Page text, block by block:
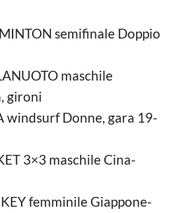
semifinale Doppio
maschile
gironi
windsurf Donne, gara 19-
3×3 maschile Cina-
femminile Giappone-